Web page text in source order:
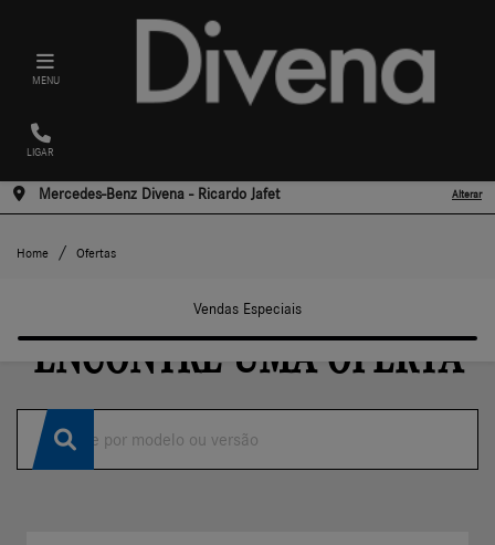
MENU
LIGAR
Mercedes-Benz Divena - Ricardo Jafet Alterar
Home Ofertas
Vendas Especiais
ENCONTRE UMA OFERTA